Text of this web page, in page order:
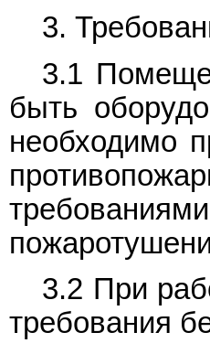
3.
3.1
быть
необходимо
3.2 При
требования